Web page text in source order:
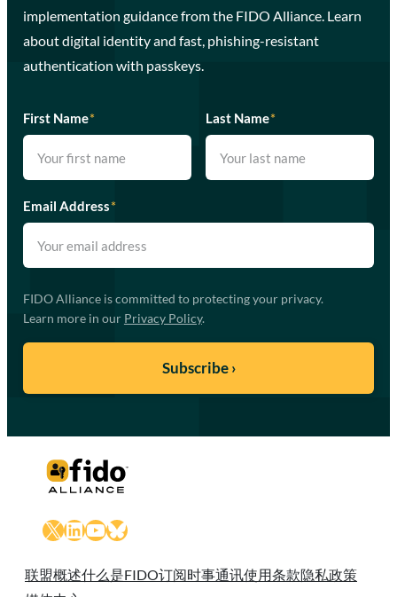
implementation guidance from the FIDO Alliance. Learn
about digital identity and fast, phishing-resistant
authentication with passkeys.
First Name* Last Name*
Email Address*
FIDO Alliance is committed to protecting your privacy.
Learn more in our Privacy Policy.
X LinkedIn
YouTube
Bluesky
联盟概述什么是FIDO订阅时事通讯使用条款隐私政策